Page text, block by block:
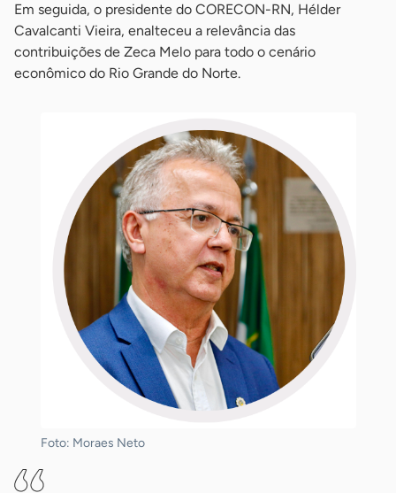
Em seguida, o presidente do CORECON-RN, Hélder
Cavalcanti Vieira, enalteceu a relevância das
contribuições de Zeca Melo para todo o cenário
econômico do Rio Grande do Norte.
Foto: Moraes Neto